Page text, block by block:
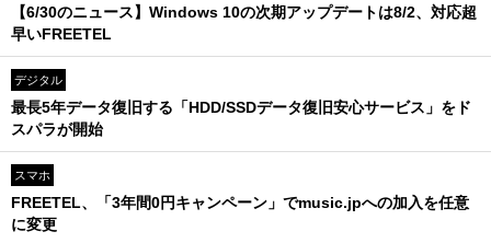
【6/30のニュース】Windows 10の次期アップデートは8/2、対応超
早いFREETEL
デジタル
最長5年データ復旧する「HDD/SSDデータ復旧安心サービス」をド
スパラが開始
スマホ
FREETEL、「3年間0円キャンペーン」でmusic.jpへの加入を任意
に変更